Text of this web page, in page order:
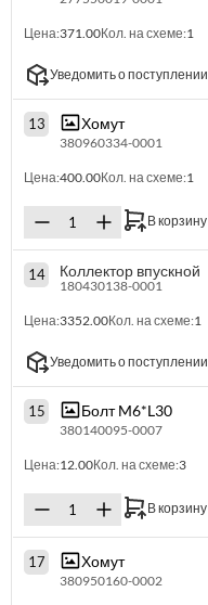
Цена:371.00Кол. на схеме:1
Уведомить о поступлении
13 Хомут
380960334-0001
Цена:400.00Кол. на схеме:1
В корзину
14 Коллектор впускной
180430138-0001
Цена:3352.00Кол. на схеме:1
Уведомить о поступлении
15 Болт M6*L30
380140095-0007
Цена:12.00Кол. на схеме:3
В корзину
17 Хомут
380950160-0002